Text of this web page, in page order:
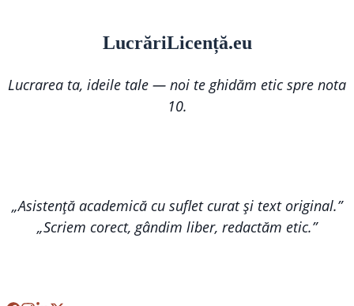
LucrăriLicență.eu
Lucrarea ta, ideile tale — noi te ghidăm etic spre nota
10.
„Asistență academică cu suflet curat și text original.”
„Scriem corect, gândim liber, redactăm etic.”